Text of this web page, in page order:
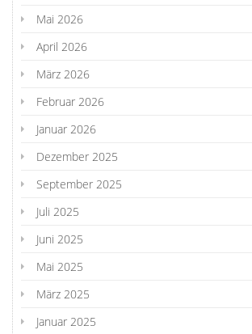
Mai 2026
April 2026
März 2026
Februar 2026
Januar 2026
Dezember 2025
September 2025
Juli 2025
Juni 2025
Mai 2025
März 2025
Januar 2025